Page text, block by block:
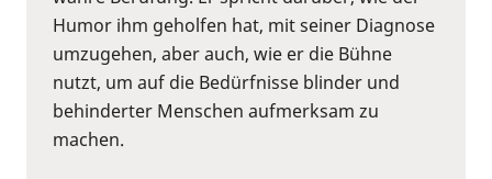
Humor ihm geholfen hat, mit seiner Diagnose
umzugehen, aber auch, wie er die Bühne
nutzt, um auf die Bedürfnisse blinder und
behinderter Menschen aufmerksam zu
machen.